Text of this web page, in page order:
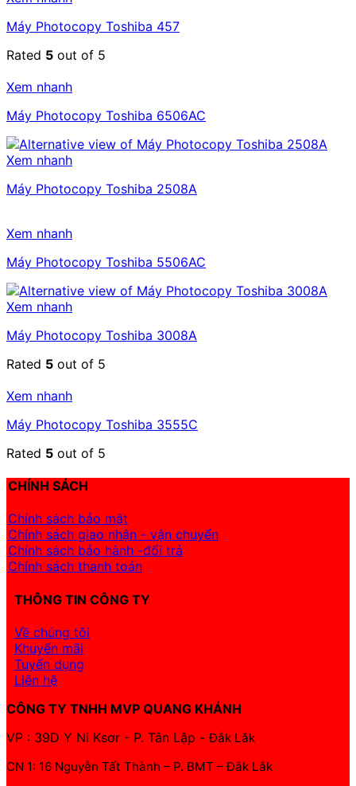
Máy Photocopy Toshiba 457
Rated 5 out of 5
Xem nhanh
Máy Photocopy Toshiba 6506AC
Xem nhanh
Máy Photocopy Toshiba 2508A
Xem nhanh
Máy Photocopy Toshiba 5506AC
Xem nhanh
Máy Photocopy Toshiba 3008A
Rated 5 out of 5
Xem nhanh
Máy Photocopy Toshiba 3555C
Rated 5 out of 5
CHÍNH SÁCH
Chính sách bảo mật
Chính sách giao nhận - vận chuyển
Chính sách bảo hành -đổi trả
Chính sách thanh toán
THÔNG TIN CÔNG TY
Về chúng tôi
Khuyến mãi
Tuyển dụng
Liên hệ
CÔNG TY TNHH MVP QUANG KHÁNH
VP : 39D Y Ni Ksơr - P. Tân Lập -Đắk Lắk
CN 1: 16 Nguyễn Tất Thành – P. BMT – Đắk Lắk